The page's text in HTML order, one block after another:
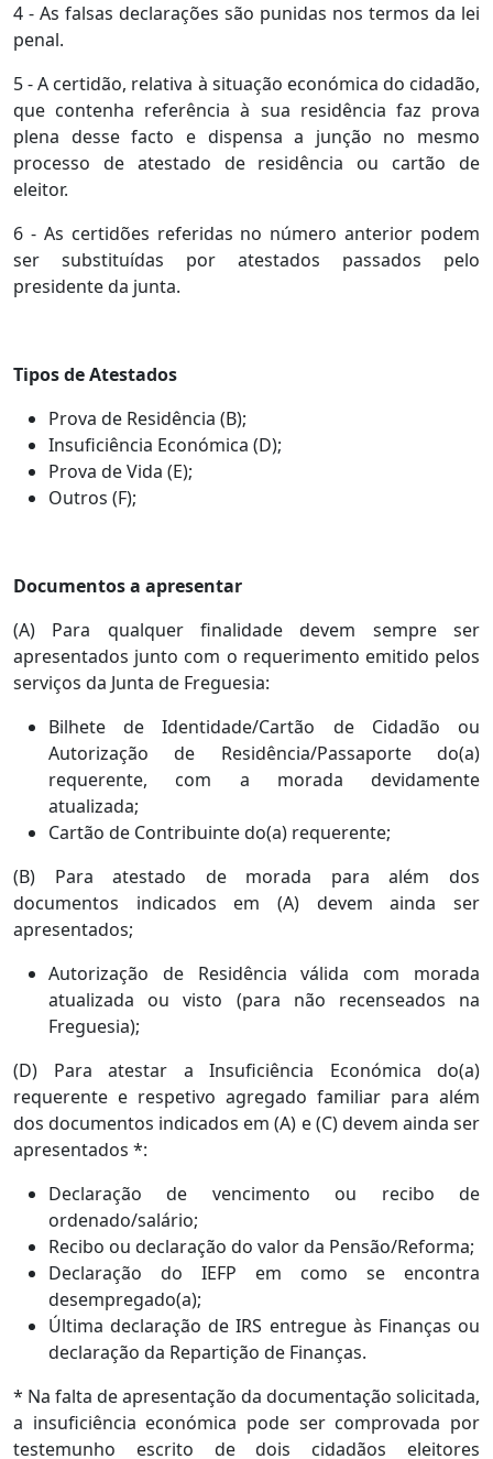
4 - As falsas declarações são punidas nos termos da lei
penal.
5 - A certidão, relativa à situação económica do cidadão,
que contenha referência à sua residência faz prova
plena desse facto e dispensa a junção no mesmo
processo de atestado de residência ou cartão de
eleitor.
6 - As certidões referidas no número anterior podem
ser substituídas por atestados passados pelo
presidente da junta.
Tipos de Atestados
Prova de Residência (B);
Insuficiência Económica (D);
Prova de Vida (E);
Outros (F);
Documentos a apresentar
(A) Para qualquer finalidade devem sempre ser
apresentados junto com o requerimento emitido pelos
serviços da Junta de Freguesia:
Bilhete de Identidade/Cartão de Cidadão ou
Autorização de Residência/Passaporte do(a)
requerente, com a morada devidamente
atualizada;
Cartão de Contribuinte do(a) requerente;
(B) Para atestado de morada para além dos
documentos indicados em (A) devem ainda ser
apresentados;
Autorização de Residência válida com morada
atualizada ou visto (para não recenseados na
Freguesia);
(D) Para atestar a Insuficiência Económica do(a)
requerente e respetivo agregado familiar para além
dos documentos indicados em (A) e (C) devem ainda ser
apresentados *:
Declaração de vencimento ou recibo de
ordenado/salário;
Recibo ou declaração do valor da Pensão/Reforma;
Declaração do IEFP em como se encontra
desempregado(a);
Última declaração de IRS entregue às Finanças ou
declaração da Repartição de Finanças.
* Na falta de apresentação da documentação solicitada,
a insuficiência económica pode ser comprovada por
testemunho escrito de dois cidadãos eleitores